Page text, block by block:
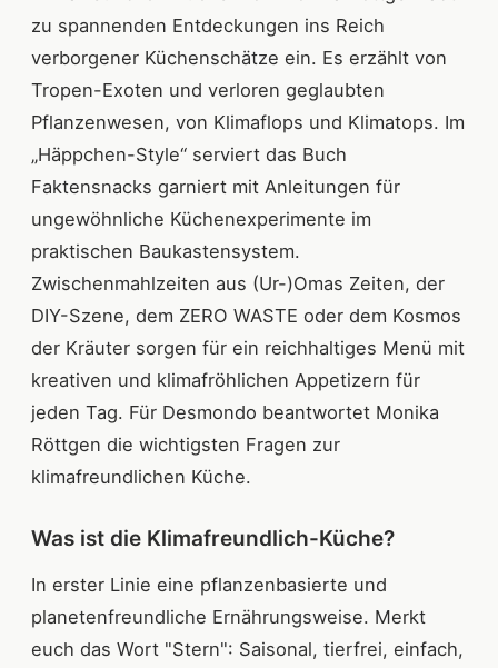
zu spannenden Entdeckungen ins Reich
verborgener Küchenschätze ein. Es erzählt von
Tropen-Exoten und verloren geglaubten
Pflanzenwesen, von Klimaflops und Klimatops. Im
„Häppchen-Style“ serviert das Buch
Faktensnacks garniert mit Anleitungen für
ungewöhnliche Küchenexperimente im
praktischen Baukastensystem.
Zwischenmahlzeiten aus (Ur-)Omas Zeiten, der
DIY-Szene, dem ZERO WASTE oder dem Kosmos
der Kräuter sorgen für ein reichhaltiges Menü mit
kreativen und klimafröhlichen Appetizern für
jeden Tag. Für Desmondo beantwortet Monika
Röttgen die wichtigsten Fragen zur
klimafreundlichen Küche.
Was ist die Klimafreundlich-Küche?
In erster Linie eine pflanzenbasierte und
planetenfreundliche Ernährungsweise. Merkt
euch das Wort "Stern": Saisonal, tierfrei, einfach,